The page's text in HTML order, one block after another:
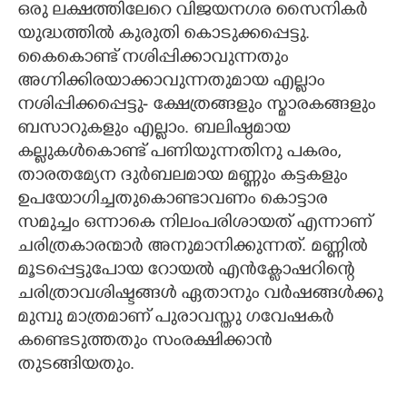
ഒരു ലക്ഷത്തിലേറെ വിജയനഗര സൈനികർ
യുദ്ധത്തിൽ കുരുതി കൊടുക്കപ്പെട്ടു.
കൈകൊണ്ട് നശിപ്പിക്കാവുന്നതും
അഗ്നിക്കിരയാക്കാവുന്നതുമായ എല്ലാം
നശിപ്പിക്കപ്പെട്ടു- ക്ഷേത്രങ്ങളും സ്മാരകങ്ങളും
ബസാറുകളും എല്ലാം. ബലിഷ്ഠമായ
കല്ലുകൾകൊണ്ട് പണിയുന്നതിനു പകരം,​
താരതമ്യേന ദുർബലമായ മണ്ണും കട്ടകളും
ഉപയോഗിച്ചതുകൊണ്ടാവണം കൊട്ടാര
സമുച്ചം ഒന്നാകെ നിലംപരിശായത് എന്നാണ്
ചരിത്രകാരന്മാർ അനുമാനിക്കുന്നത്. മണ്ണിൽ
മൂടപ്പെട്ടുപോയ റോയൽ എൻക്ലോഷറിന്റെ
ചരിത്രാവശിഷ്ടങ്ങൾ ഏതാനും വർഷങ്ങൾക്കു
മുമ്പു മാത്രമാണ് പുരാവസ്തു ഗവേഷകർ
കണ്ടെടുത്തതും സംരക്ഷിക്കാൻ
തുടങ്ങിയതും.